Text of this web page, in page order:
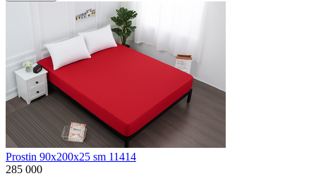
Prostin 90x200x25 sm 11414
285 000